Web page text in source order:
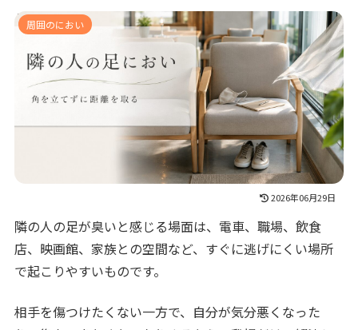
隣の人の足が臭いときの対処法7つ｜角を立てずに距離
を取る伝え方が見える！
周囲のにおい
2026年06月29日
隣の人の足が臭いと感じる場面は、電車、職場、飲食
店、映画館、家族との空間など、すぐに逃げにくい場所
で起こりやすいものです。
相手を傷つけたくない一方で、自分が気分悪くなった